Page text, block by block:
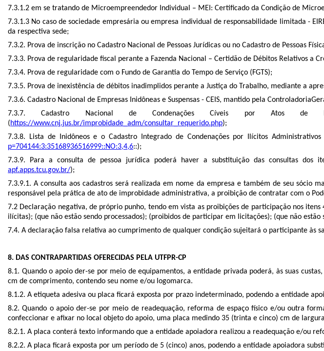
7.3.1.2 em se tratando de Microempreendedor Individual – MEI: Certificado da Condição de
7.3.1.3 No caso de sociedade empresária ou empresa individual de responsabilidade limitada -
da respectiva sede;
7.3.2. Prova de inscrição no Cadastro Nacional de Pessoas Jurídicas ou no Cadastro de Pessoas
7.3.3. Prova de regularidade fiscal perante a Fazenda Nacional – Certidão de Débitos Relativos a
7.3.4. Prova de regularidade com o Fundo de Garantia do Tempo de Serviço (FGTS);
7.3.5. Prova de inexistência de débitos inadimplidos perante a Justiça do Trabalho, mediante a
7.3.6. Cadastro Nacional de Empresas Inidôneas e Suspensas - CEIS, mantido pela
7.3.7. Cadastro Nacional de Condenações Cíveis por Atos de
(https://www.cnj.jus.br/improbidade_adm/consultar_requerido.php);
7.3.8. Lista de Inidôneos e o Cadastro Integrado de Condenações por Ilícitos
p=704144:3:35168936516999::NO:3,4,6::);
7.3.9. Para a consulta de pessoa jurídica poderá haver a substituição das consultas dos
apf.apps.tcu.gov.br/);
7.3.9.1. A consulta aos cadastros será realizada em nome da empresa e também de seu sócio
responsável pela prática de ato de improbidade administrativa, a proibição de contratar com o
7.2 Declaração negativa, de próprio punho, tendo em vista as proibições de participação nos
ilícitas); (que não estão sendo processados); (proibidos de participar em licitações); (que não
7.4. A declaração falsa relativa ao cumprimento de qualquer condição sujeitará o participante às
8. DAS CONTRAPARTIDAS OFERECIDAS PELA UTFPR-CP
8.1. Quando o apoio der-se por meio de equipamentos, a entidade privada poderá, às suas
cm de comprimento, contendo seu nome e/ou logomarca.
8.1.2. A etiqueta adesiva ou placa ficará exposta por prazo indeterminado, podendo a entidade
8.2. Quando o apoio der-se por meio de readequação, reforma de espaço físico e/ou outra
confeccionar e afixar no local objeto do apoio, uma placa medindo 35 (trinta e cinco) cm de
8.2.1. A placa conterá texto informando que a entidade apoiadora realizou a readequação e/ou
8.2.2. A placa ficará exposta por um período de 5 (cinco) anos, podendo a entidade apoiadora